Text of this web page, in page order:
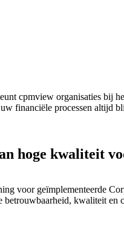
cpmview organisaties bij
financiële processen altijd
hoge kwaliteit
voor geïmplementeerde
betrouwbaarheid, kwaliteit en